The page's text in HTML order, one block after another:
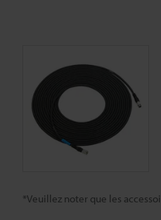
*Veuillez noter que les